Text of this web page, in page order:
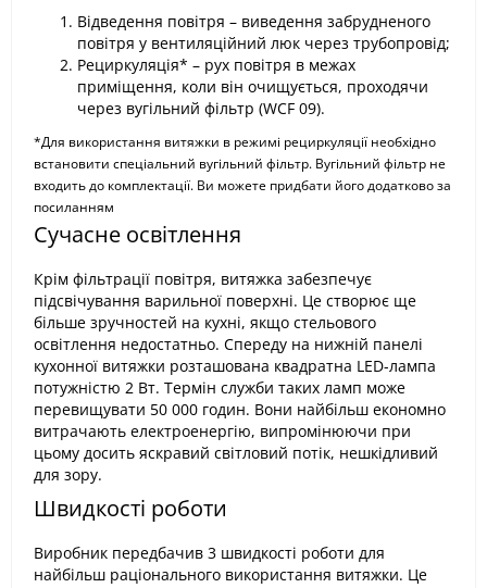
Відведення повітря – виведення забрудненого
повітря у вентиляційний люк через трубопровід;
Рециркуляція* – рух повітря в межах
приміщення, коли він очищується, проходячи
через вугільний фільтр (WCF 09).
*Для використання витяжки в режимі рециркуляції необхідно
встановити спеціальний вугільний фільтр. Вугільний фільтр не
входить до комплектації. Ви можете придбати його додатково за
посиланням
Сучасне освітлення
Крім фільтрації повітря, витяжка забезпечує
підсвічування варильної поверхні. Це створює ще
більше зручностей на кухні, якщо стельового
освітлення недостатньо. Спереду на нижній панелі
кухонної витяжки розташована квадратна LED-лампа
потужністю 2 Вт. Термін служби таких ламп може
перевищувати 50 000 годин. Вони найбільш економно
витрачають електроенергію, випромінюючи при
цьому досить яскравий світловий потік, нешкідливий
для зору.
Швидкості роботи
Виробник передбачив 3 швидкості роботи для
найбільш раціонального використання витяжки. Це